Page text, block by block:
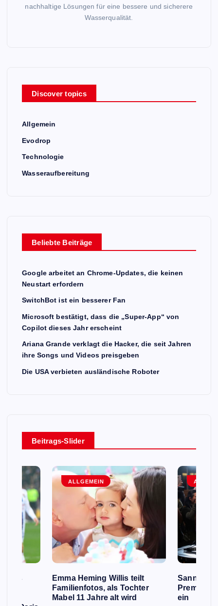
nachhaltige Lösungen für eine bessere und sicherere
Wasserqualität.
Discover topics
Allgemein
Evodrop
Technologie
Wasseraufbereitung
Beliebte Beiträge
Google arbeitet an Chrome-Updates, die keinen
Neustart erfordern
SwitchBot ist ein besserer Fan
Microsoft bestätigt, dass die „Super-App“ von
Copilot dieses Jahr erscheint
Ariana Grande verklagt die Hacker, die seit Jahren
ihre Songs und Videos preisgeben
Die USA verbieten ausländische Roboter
Beitrags-Slider
Fans
ALLGEMEIN
Emma Heming Willis teilt
Familienfotos, als Tochter
Mabel 11 Jahre alt wird
Sanna
ein